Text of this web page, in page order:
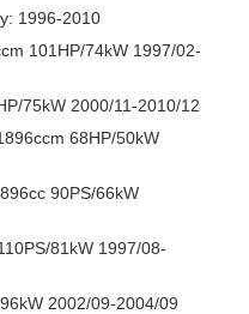
1996-2010
101HP/74kW 1997/02-
75kW 2000/11-2010/12
68HP/50kW
90PS/66kW
81kW 1997/08-
2002/09-2004/09